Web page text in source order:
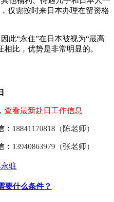
仅需按时来日本办理在留资格
此“永住”在日本被视为“最高
比，优势是非常明显的。
查看最新赴日工作信息
： 18841170818（陈老师）
： 13940863979（张老师）
驻
要什么条件？